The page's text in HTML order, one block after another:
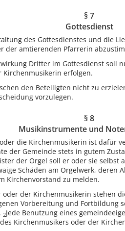
§ 7
Gottesdienst
des Gottesdienstes und die
der amtierenden Pfarrerin
Dritter im Gottesdienst soll
Kirchenmusikerin erfolgen.
den Beteiligten nicht zu
vorzulegen.
§ 8
Musikinstrumente und
die Kirchenmusikerin ist dafür
der Gemeinde stets in gutem
der Orgel soll er oder sie selbst
Schäden am Orgelwerk, deren
Kirchenvorstand zu melden.
oder der Kirchenmusikerin stehen
Vorbereitung und Fortbildung
2Jede Benutzung eines
Kirchenmusikers oder der